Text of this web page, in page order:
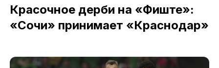
Красочное дерби на «Фиште»:
«Сочи» принимает «Краснодар»